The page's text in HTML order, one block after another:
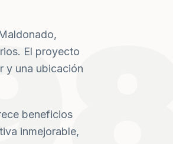
El proyecto
y una ubicación
beneficios
inmejorable,